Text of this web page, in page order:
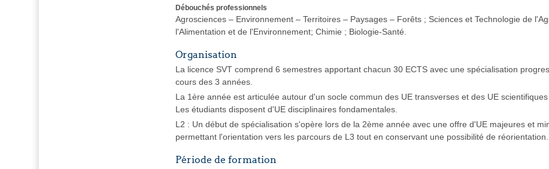
Débouchés professionnels
Agrosciences – Environnement – Territoires – Paysages – Forêts ; Sciences et Technologie de
l'Alimentation et de l'Environnement; Chimie ; Biologie-Santé.
Organisation
La licence SVT comprend 6 semestres apportant chacun 30 ECTS avec une spécialisation
cours des 3 années.
La 1ère année est articulée autour d'un socle commun des UE transverses et des UE scientifiques
Les étudiants disposent d'UE disciplinaires fondamentales.
L2 : Un début de spécialisation s'opère lors de la 2ème année avec une offre d'UE majeures et
permettant l'orientation vers les parcours de L3 tout en conservant une possibilité de réorientation.
Période de formation